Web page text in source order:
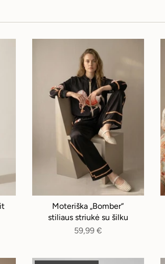
Moteriška „Bomber“
stiliaus striukė su šilku
59,99 €